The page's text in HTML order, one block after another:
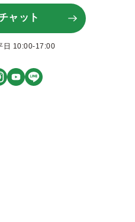
ャット
日 10:00-17:00